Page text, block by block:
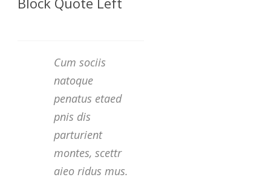
Cum sociis
natoque
penatus etaed
pnis dis
parturient
montes, scettr
aieo ridus mus.